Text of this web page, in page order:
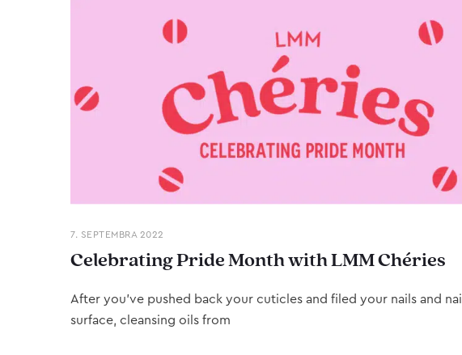
7. SEPTEMBRA 2022
Celebrating Pride Month with LMM Chéries
After you’ve pushed back your cuticles and filed your nails and nail
surface, cleansing oils from